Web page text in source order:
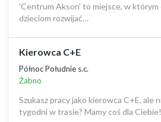
'Centrum Akson' to miejsce, w którym
dzieciom rozwijać…
Kierowca C+E
Północ Południe s.c.
Żabno
Szukasz pracy jako kierowca C+E, ale
tygodni w trasie? Mamy coś dla Ciebie!